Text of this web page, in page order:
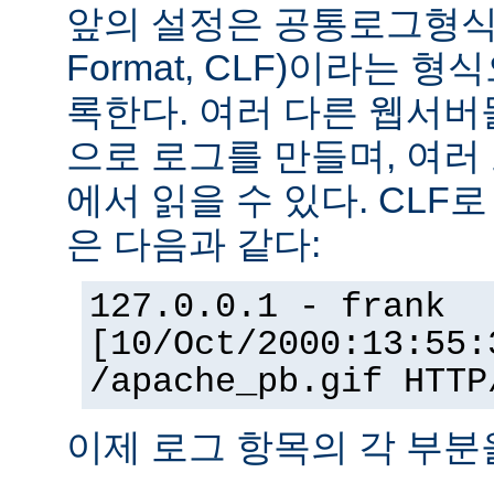
앞의 설정은 공통로그형
Format, CLF)이라는 형
록한다. 여러 다른 웹서
으로 로그를 만들며, 여
에서 읽을 수 있다. CLF
은 다음과 같다:
127.0.0.1 - frank
[10/Oct/
/apache_pb.gif
이제 로그 항목의 각 부